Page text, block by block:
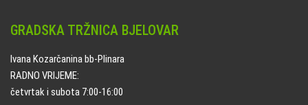
GRADSKA TRŽNICA BJELOVAR
Ivana Kozarčanina bb-Plinara
RADNO VRIJEME:
četvrtak i subota 7:00-16:00